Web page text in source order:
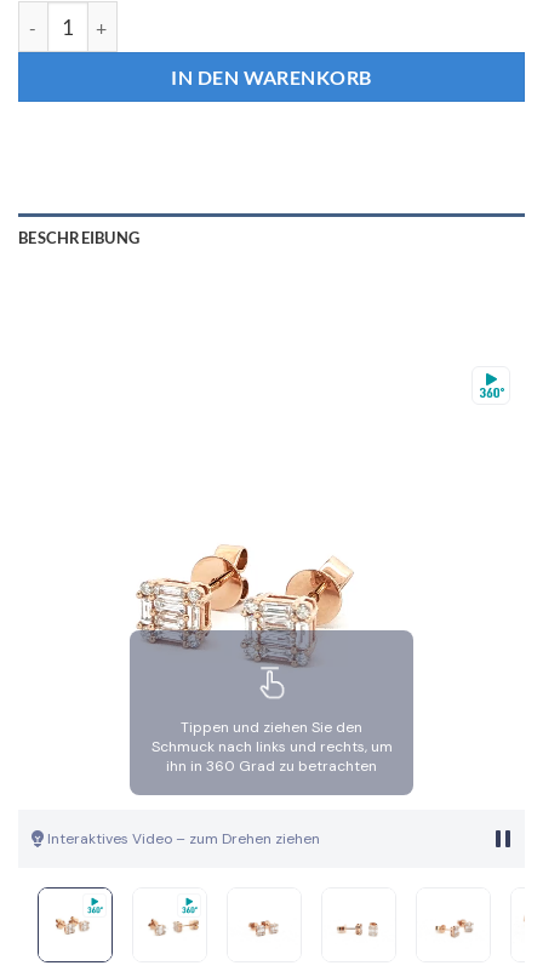
Diamant Ohrringe Ohrstecker "Baguette" 0,32 ct. in Roségold
IN DEN WARENKORB
BESCHREIBUNG